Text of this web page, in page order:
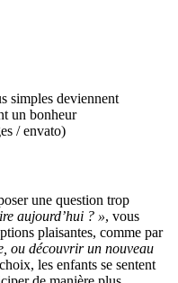
simples deviennent
un bonheur
/ envato)
une question trop
aujourd’hui ? », vous
plaisantes, comme par
ou découvrir un nouveau
les enfants se sentent